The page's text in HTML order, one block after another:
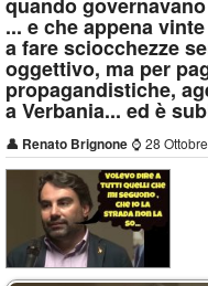
quando
... e che appena
a fare sciocchezze
oggettivo, ma per
propagandistiche,
a Verbania... ed è
👤 Renato Brignone ⌚ 28